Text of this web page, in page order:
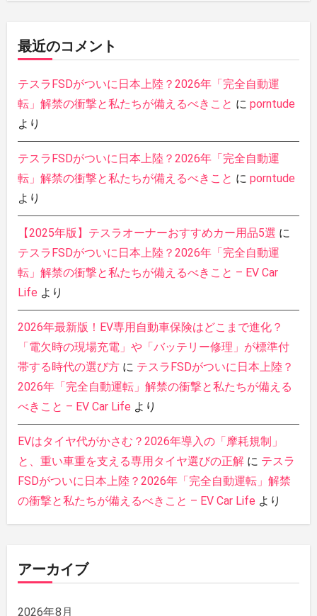
最近のコメント
テスラFSDがついに日本上陸？2026年「完全自動運
転」解禁の衝撃と私たちが備えるべきこと に porntude
より
テスラFSDがついに日本上陸？2026年「完全自動運
転」解禁の衝撃と私たちが備えるべきこと に porntude
より
【2025年版】テスラオーナーおすすめカー用品5選 に
テスラFSDがついに日本上陸？2026年「完全自動運
転」解禁の衝撃と私たちが備えるべきこと – EV Car
Life より
2026年最新版！EV専用自動車保険はどこまで進化？
「電欠時の現場充電」や「バッテリー修理」が標準付
帯する時代の選び方に テスラFSDがついに日本上陸？
2026年「完全自動運転」解禁の衝撃と私たちが備える
べきこと – EV Car Life より
EVはタイヤ代がかさむ？2026年導入の「摩耗規制」
と、重い車重を支える専用タイヤ選びの正解に テスラ
FSDがついに日本上陸？2026年「完全自動運転」解禁
の衝撃と私たちが備えるべきこと – EV Car Life より
アーカイブ
2026年8月